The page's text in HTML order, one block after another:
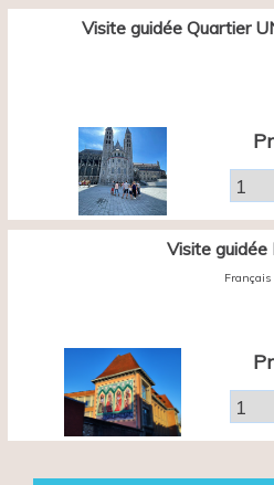
Visite guidée Quartier
Visite guidée
Français